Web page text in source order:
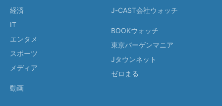
経済
IT
エンタメ
スポーツ
メディア
動画
J-CAST会社ウォッチ
BOOKウォッチ
東京バーゲンマニア
Jタウンネット
ゼロまる